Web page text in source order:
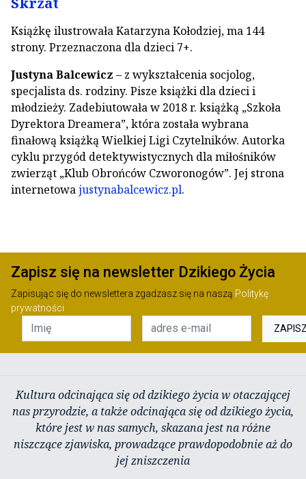
Książkę ilustrowała Katarzyna Kołodziej, ma 144
strony. Przeznaczona dla dzieci 7+.
Justyna Balcewicz – z wykształcenia socjolog,
specjalista ds. rodziny. Pisze książki dla dzieci i
młodzieży. Zadebiutowała w 2018 r. książką „Szkoła
Dyrektora Dreamera”, która została wybrana
finałową książką Wielkiej Ligi Czytelników. Autorka
cyklu przygód detektywistycznych dla miłośników
zwierząt „Klub Obrońców Czworonogów”. Jej strona
internetowajustynabalcewicz.pl.
Zapisz się na newsletter Dzikiego Życia
Zapisując się do newslettera zgadzasz się na naszą Politykę
prywatności
Kultura odcinająca się od dzikiego życia w otaczającej
nas przyrodzie, a także odcinająca się od dzikiego życia,
które jest w nas samych, skazana jest na różne
niszczące zjawiska, prowadzące prawdopodobnie aż do
jej zniszczenia